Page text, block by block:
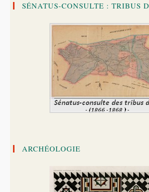
SÉNATUS-CONSULTE : TRIBUS
ARCHÉOLOGIE